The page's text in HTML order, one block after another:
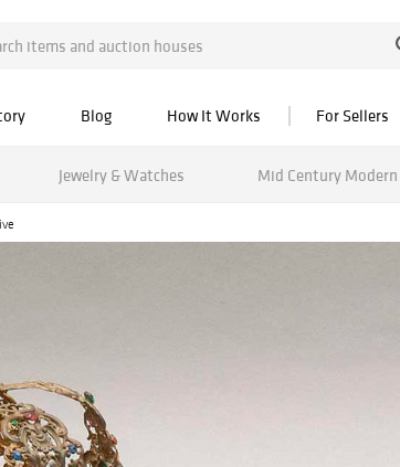
Blog How It Works For Sellers
Jewelry & Watches Mid Century Modern